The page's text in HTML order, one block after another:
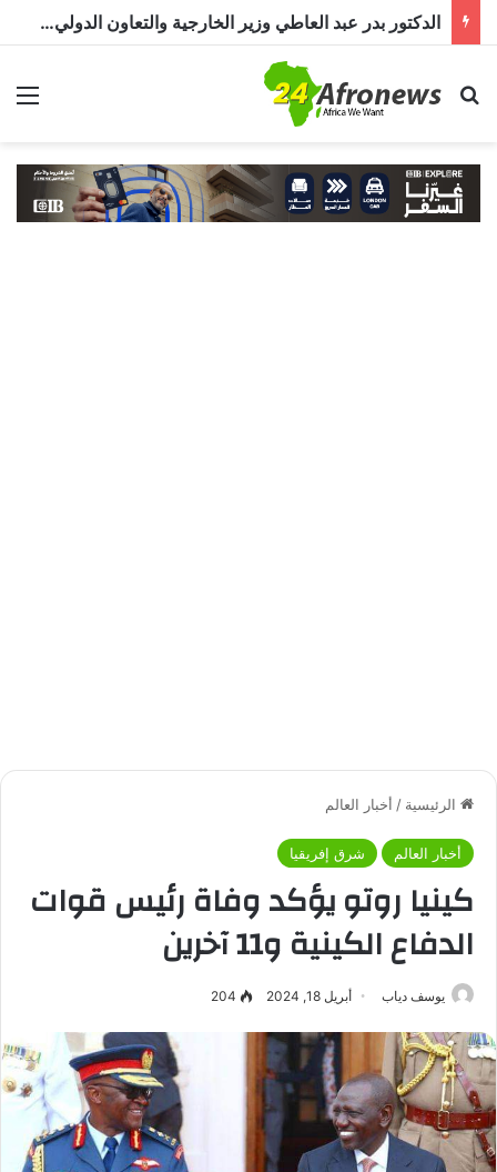
الدكتور بدر عبد العاطي وزير الخارجية والتعاون الدولي المصري في حوار خاص لـ«أفرو نيوز 24»: مصر تولي الأزمة السودانية أولوية خاصة
بحث عن
الرئيسية / أخبار العالم
أخبار العالم شرق إفريقيا
كينيا روتو يؤكد وفاة رئيس قوات
الدفاع الكينية و11 آخرين
يوسف دياب أبريل 18, 2024 204